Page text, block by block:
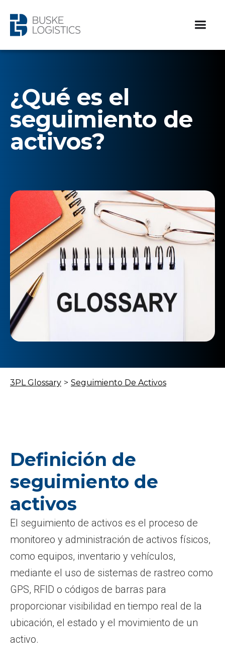
¿Qué es el
seguimiento de
activos?
3PL Glossary > Seguimiento De Activos
Definición de
seguimiento de
activos
El seguimiento de activos es el proceso de
monitoreo y administración de activos físicos,
como equipos, inventario y vehículos,
mediante el uso de sistemas de rastreo como
GPS, RFID o códigos de barras para
proporcionar visibilidad en tiempo real de la
ubicación, el estado y el movimiento de un
activo.